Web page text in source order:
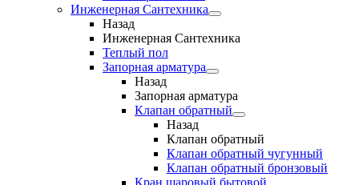
Инженерная Сантехника
Назад
Инженерная Сантехника
Теплый пол
Запорная арматура
Назад
Запорная арматура
Клапан обратный
Назад
Клапан обратный
Клапан обратный чугунный
Клапан обратный бронзовый
Кран шаровый бытовой